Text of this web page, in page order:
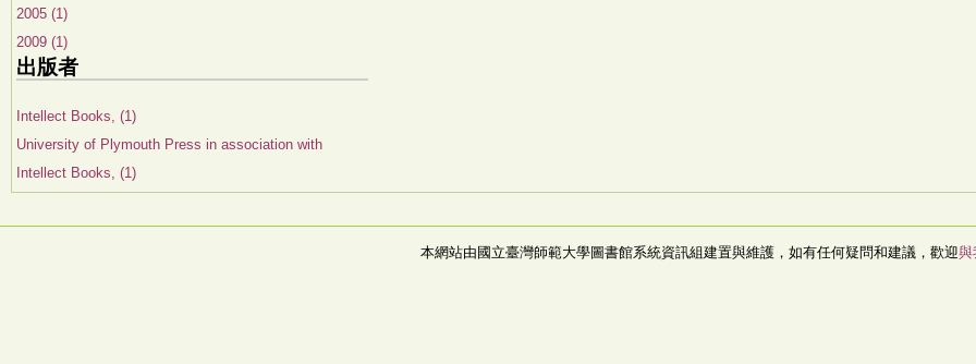
2005 (1)
2009 (1)
出版者
Intellect Books, (1)
University of Plymouth Press in association with
Intellect Books, (1)
本網站由國立臺灣師範大學圖書館系統資訊組建置與維護，如有任何疑問和建議，歡迎與